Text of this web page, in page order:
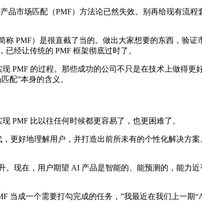
品市场匹配（PMF）方法论已然失效。别再给现有流
称 PMF）是很直截了当的。做出大家想要的东西，验
经让传统的 PMF 框架彻底过时了。
PMF 的过程。那些成功的公司不只是在技术上做得
配”本身的含义。
PMF 比以往任何时候都更容易了，也更困难了。
更好地理解用户，并打造出前所未有的个性化解决方
现在，用户期望 AI 产品是智能的、能预测的，能力
当成一个需要打勾完成的任务，”我最近在我们上一